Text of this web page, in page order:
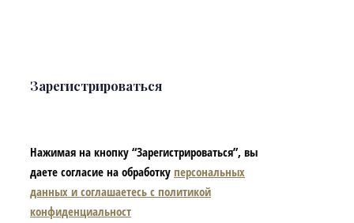
Зарегистрироваться
Нажимая на кнопку “Зарегистрироваться”, вы
даете согласие на обработку персональных
данных и соглашаетесь с политикой
конфиденциальност